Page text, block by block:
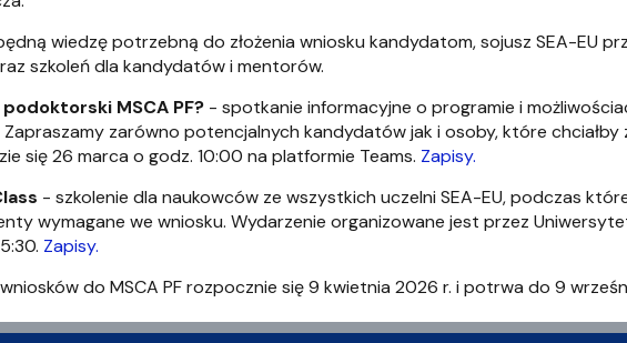
wiedzę potrzebną do złożenia wniosku kandydatom, sojusz SEA-EU
szkoleń dla kandydatów i mentorów.
MSCA PF?- spotkanie informacyjne o programie i
Zapraszamy zarówno potencjalnych kandydatów jak i osoby, które
się 26 marca o godz. 10:00 na platformie Teams. Zapisy.
- szkolenie dla naukowców ze wszystkich uczelni SEA-EU, podczas
wymagane we wniosku. Wydarzenie organizowane jest przez
Zapisy.
do MSCA PF rozpocznie się 9 kwietnia 2026 r. i potrwa do 9